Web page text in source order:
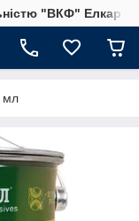
"ВКФ" Елкар"
мл